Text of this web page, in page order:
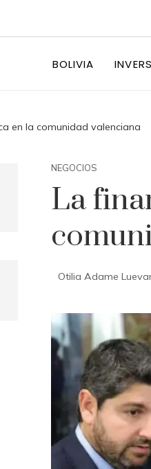
BOLIVIA
en la comunidad valenciana
NEGOCIOS
La
Otilia Adame